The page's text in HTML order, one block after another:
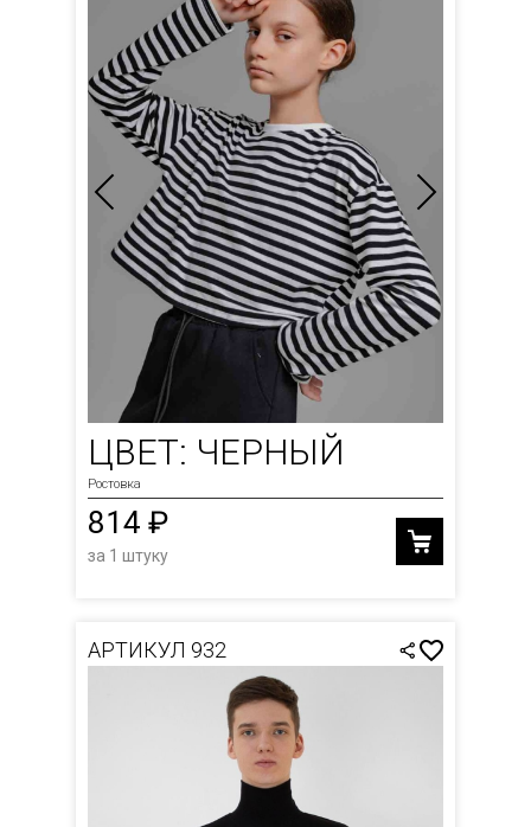
ЦВЕТ: ЧЕРНЫЙ
Ростовка
814 ₽
за 1 штуку
АРТИКУЛ 932